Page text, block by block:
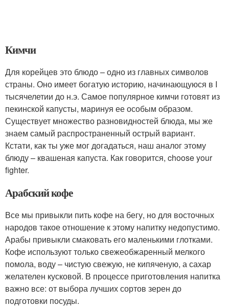
Кимчи
Для корейцев это блюдо – одно из главных символов
страны. Оно имеет богатую историю, начинающуюся в I
тысячелетии до н.э. Самое популярное кимчи готовят из
пекинской капусты, маринуя ее особым образом.
Существует множество разновидностей блюда, мы же
знаем самый распространенный острый вариант.
Кстати, как ты уже мог догадаться, наш аналог этому
блюду – квашеная капуста. Как говорится, choose your
fighter.
Арабский кофе
Все мы привыкли пить кофе на бегу, но для восточных
народов такое отношение к этому напитку недопустимо.
Арабы привыкли смаковать его маленькими глотками.
Кофе используют только свежеобжаренный мелкого
помола, воду – чистую свежую, не кипяченую, а сахар
желателен кусковой. В процессе приготовления напитка
важно все: от выбора лучших сортов зерен до
подготовки посуды.